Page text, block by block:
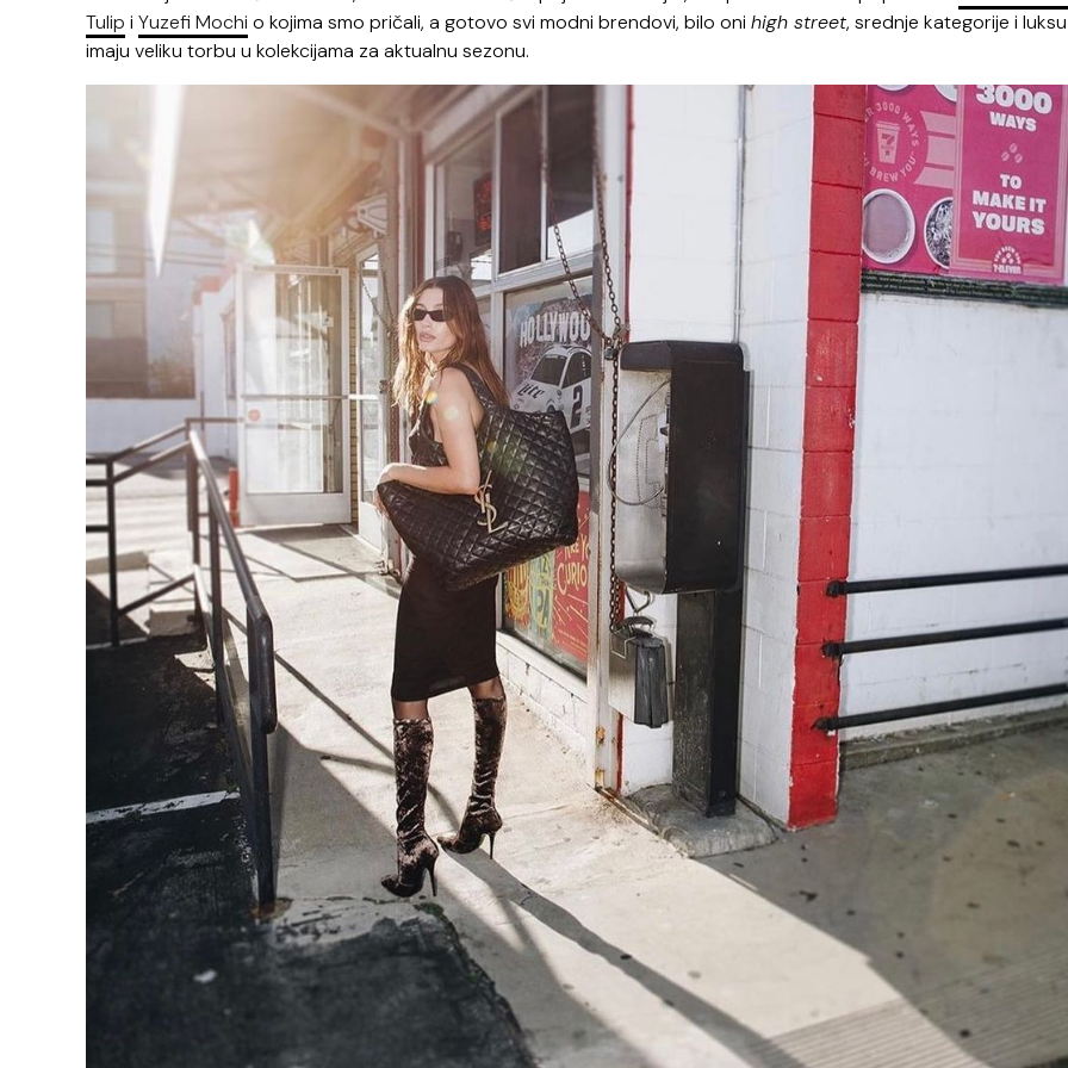
Tulip i Yuzefi Mochi o kojima smo pričali, a gotovo svi modni brendovi, bilo oni high street, srednje kategorije i
imaju veliku torbu u kolekcijama za aktualnu sezonu.